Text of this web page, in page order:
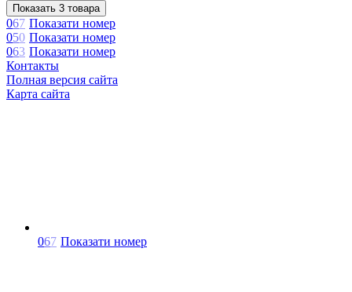
Показать 3 товара
067 Показати номер
050 Показати номер
063 Показати номер
Контакты
Полная версия сайта
Карта сайта
067 Показати номер